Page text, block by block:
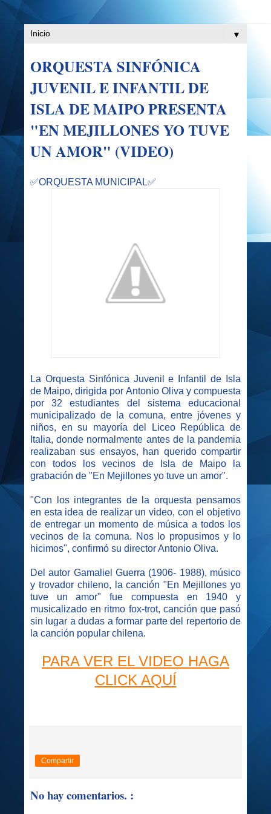
▼
ORQUESTA SINFÓNICA
JUVENIL E INFANTIL DE
ISLA DE MAIPO PRESENTA
"EN MEJILLONES YO TUVE
UN AMOR" (VIDEO)
✅ORQUESTA MUNICIPAL✅
La Orquesta Sinfónica Juvenil e Infantil de Isla
de Maipo, dirigida por Antonio Oliva y compuesta
por 32 estudiantes del sistema educacional
municipalizado de la comuna, entre jóvenes y
niños, en su mayoría del Liceo República de
Italia, donde normalmente antes de la pandemia
realizaban sus ensayos, han querido compartir
con todos los vecinos de Isla de Maipo la
grabación de "En Mejillones yo tuve un amor".
"Con los integrantes de la orquesta pensamos
en esta idea de realizar un video, con el objetivo
de entregar un momento de música a todos los
vecinos de la comuna. Nos lo propusimos y lo
hicimos", confirmó su director Antonio Oliva.
Del autor Gamaliel Guerra (1906- 1988), músico
y trovador chileno, la canción "En Mejillones yo
tuve un amor" fue compuesta en 1940 y
musicalizado en ritmo fox-trot, canción que pasó
sin lugar a dudas a formar parte del repertorio de
la canción popular chilena.
PARA VER EL VIDEO HAGA
CLICK AQUÍ
Compartir
No hay comentarios. :